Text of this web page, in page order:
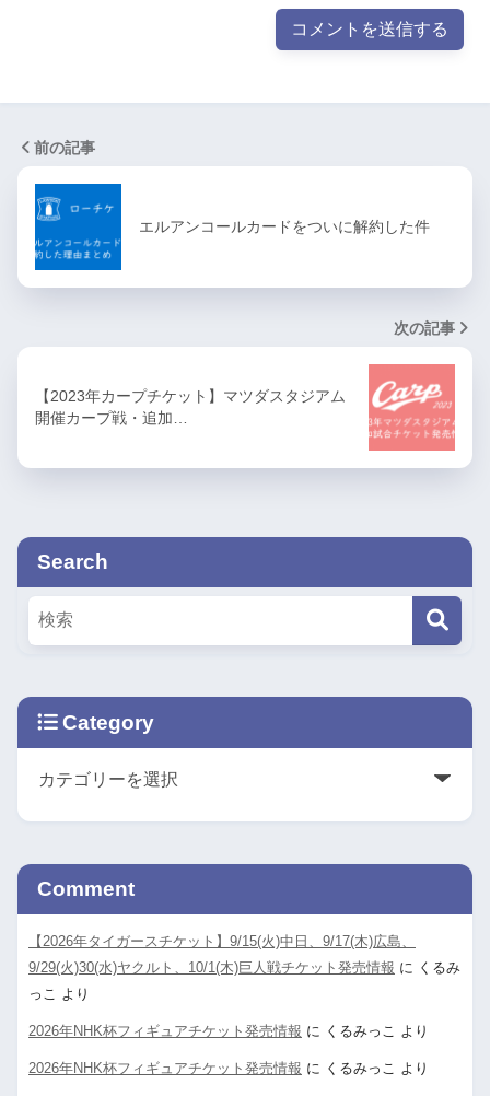
前の記事
エルアンコールカードをついに解約した件
次の記事
【2023年カープチケット】マツダスタジアム
開催カープ戦・追加…
Search
Category
Comment
【2026年タイガースチケット】9/15(火)中日、9/17(木)広島、
9/29(火)30(水)ヤクルト、10/1(木)巨人戦チケット発売情報 に くるみ
っこ より
2026年NHK杯フィギュアチケット発売情報 に くるみっこ より
2026年NHK杯フィギュアチケット発売情報 に くるみっこ より